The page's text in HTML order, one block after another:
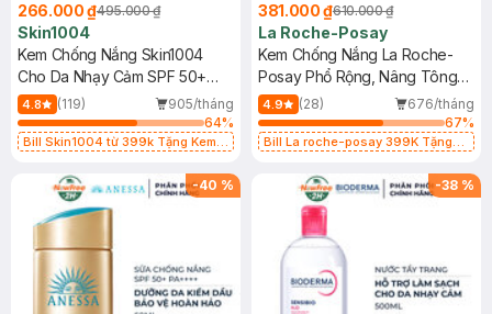
266.000 ₫495.000 ₫
Skin1004
Kem Chống Nắng Skin1004
Cho Da Nhạy Cảm SPF 50+
50ml
4.8 (119)
905/tháng
64%
Bill Skin1004 từ 399k Tặng Kem
SPF 50+ 20ml (SL Có Hạn)
381.000 ₫610.000 ₫
La Roche-Posay
Kem Chống Nắng La Roche-
Posay Phổ Rộng, Nâng Tông
Kiềm Dầu 50ml
4.9 (28)
676/tháng
67%
Bill La roche-posay 399K Tặng
(SL có hạn)
-40 % -38 %